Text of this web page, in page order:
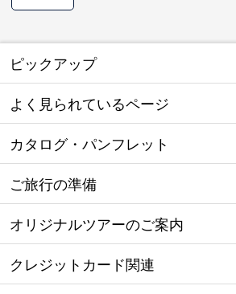
ピックアップ
よく見られているページ
カタログ・パンフレット
ご旅行の準備
オリジナルツアーのご案内
クレジットカード関連